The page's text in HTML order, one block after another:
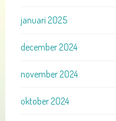
januari 2025
december 2024
november 2024
oktober 2024